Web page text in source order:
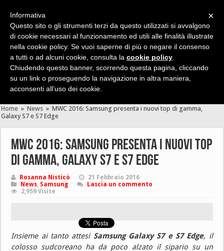
Cerca velocemente news, recensioni, guide, app, giochi ...
Home » News » MWC 2016: Samsung presenta i nuovi top di gamma,
Galaxy S7 e S7 Edge
MWC 2016: Samsung presenta i nuovi top
di gamma, Galaxy S7 e S7 Edge
Rosanna Nisticò
21 Febbraio 2016
News, Samsung
Lascia un commento
2,959 Visite
Insieme ai tanto attesi Samsung Galaxy S7 e S7 Edge, il
colosso sudcoreano ha da poco alzato il sipario su un
×
Informativa
Questo sito o gli strumenti terzi da questo utilizzati si avvalgono
di cookie necessari al funzionamento ed utili alle finalità illustrate
nella cookie policy. Se vuoi saperne di più o negare il consenso
a tutti o ad alcuni cookie, consulta la cookie policy
Chiudendo questo banner, scorrendo questa pagina, cliccando
su un link o proseguendo la navigazione in altra maniera,
acconsenti all’uso dei cookie.